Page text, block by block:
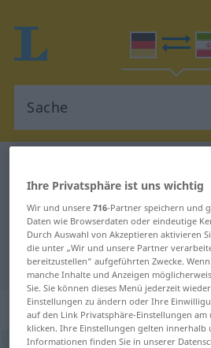
Deutsch-Persisch
"Sache"
"Sache" Persisch
„Sache“:
Ihre Privatsphäre ist uns wichtig
Wir und unsere 716-Partner speichern und
Daten wie Browserdaten oder eindeutige
Durch Auswahl von Akzeptieren aktivieren
die unter „Wir und unsere Partner
bereitzustellen“ aufgeführten Zwecke.
manche Inhalte und Anzeigen
Sie. Sie können dieses Menü jederzeit
Einstellungen zu ändern oder Ihre
auf den Link Privatsphäre-Einstellungen am
klicken. Ihre Einstellungen gelten innerhalb
Informationen finden Sie in unserer